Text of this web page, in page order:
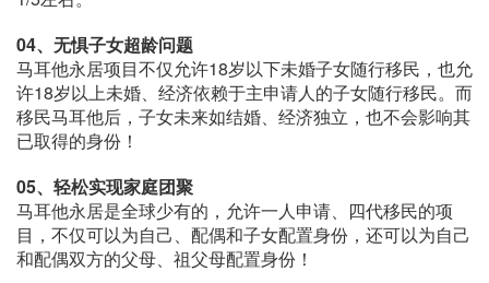
04、 无惧子女超龄问题
马耳他永居项目不仅允许18岁以下未婚子女随行移民，也允
许18岁以上未婚、经济依赖于主申请人的子女随行移民。而
移民马耳他后，子女未来如结婚、经济独立，也不会影响其
已取得的身份！
05、 轻松实现家庭团聚
马耳他永居是全球少有的，允许一人申请、四代移民的项
目，不仅可以为自己、配偶和子女配置身份，还可以为自己
和配偶双方的父母、祖父母配置身份！